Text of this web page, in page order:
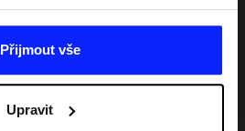
Přijmout vše
Upravit